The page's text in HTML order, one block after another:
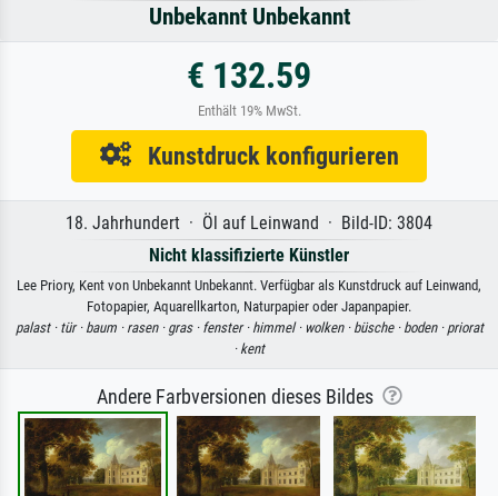
Unbekannt Unbekannt
€ 132.59
Enthält 19% MwSt.
Kunstdruck konfigurieren
18. Jahrhundert · Öl auf Leinwand · Bild-ID: 3804
Nicht klassifizierte Künstler
Lee Priory, Kent von Unbekannt Unbekannt. Verfügbar als Kunstdruck auf Leinwand,
Fotopapier, Aquarellkarton, Naturpapier oder Japanpapier.
palast · tür · baum · rasen · gras · fenster · himmel · wolken · büsche · boden · priorat
· kent
Andere Farbversionen dieses Bildes